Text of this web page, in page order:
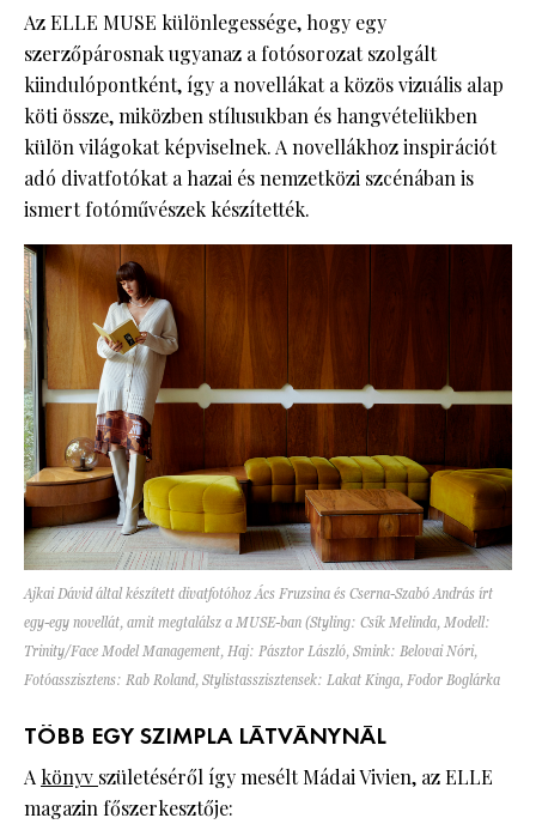
Az ELLE MUSE különlegessége, hogy egy
szerzőpárosnak ugyanaz a fotósorozat szolgált
kiindulópontként, így a novellákat a közös vizuális alap
köti össze, miközben stílusukban és hangvételükben
külön világokat képviselnek. A novellákhoz inspirációt
adó divatfotókat a hazai és nemzetközi szcénában is
ismert fotóművészek készítették.
Ajkai Dávid által készített divatfotóhoz Ács Fruzsina és Cserna-Szabó András írt
egy-egy novellát, amit megtalálsz a MUSE-ban (Styling: Csík Melinda, Modell:
Trinity/Face Model Management, Haj: Pásztor László, Smink: Belovai Nóri,
Fotóasszisztens: Rab Roland, Stylistasszisztensek: Lakat Kinga, Fodor Boglárka
TÖBB EGY SZIMPLA LÁTVÁNYNÁL
A könyv születéséről így mesélt Mádai Vivien, az ELLE
magazin főszerkesztője: